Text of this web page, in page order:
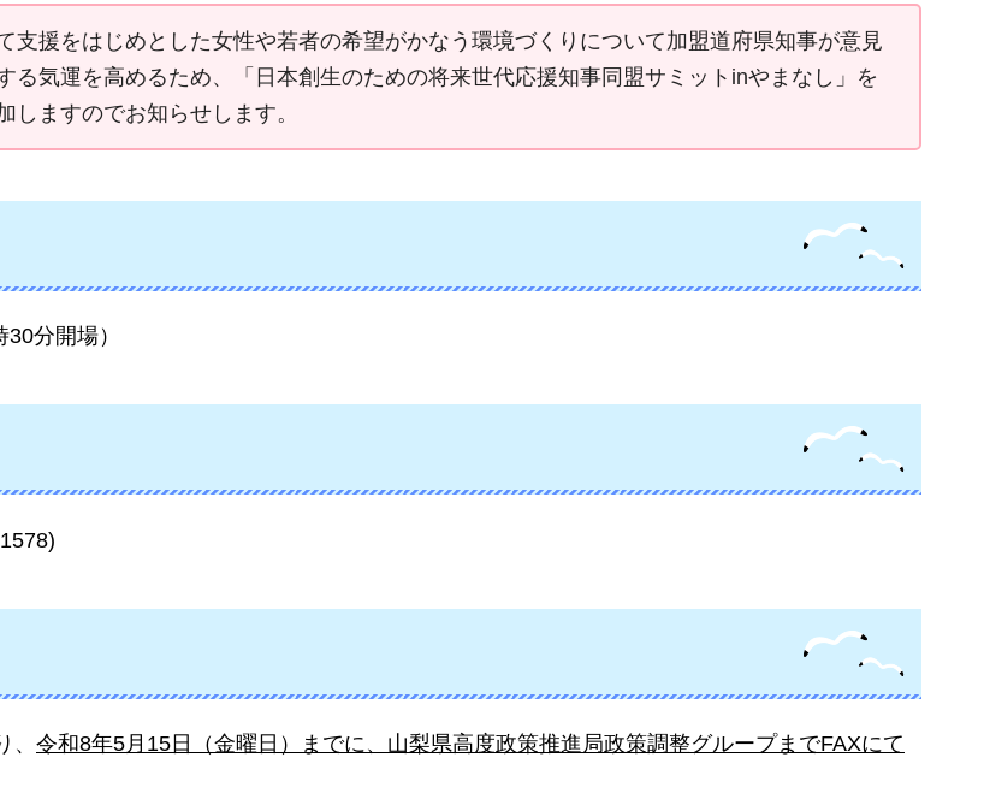
支援をはじめとした女性や若者の希望がかなう環境づくりについて加盟道府県知事が意見
気運を高めるため、「日本創生のための将来世代応援知事同盟サミットinやまなし」を
ますのでお知らせします。
分開場）
令和8年5月15日（金曜日）までに、山梨県高度政策推進局政策調整グループまでFAXにて